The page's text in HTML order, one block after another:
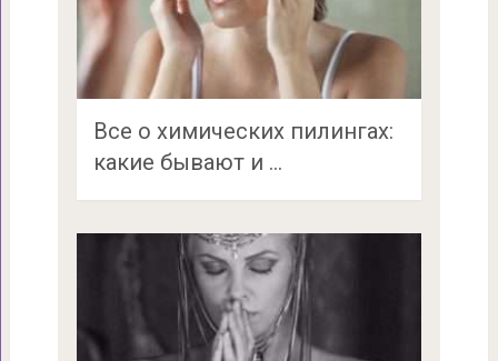
Все о химических пилингах:
какие бывают и …